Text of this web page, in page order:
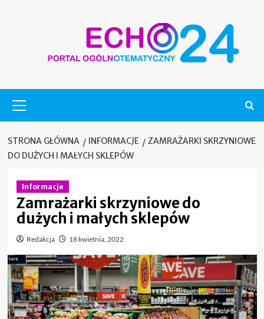
główne
STRONA GŁÓWNA INFORMACJE
ZAMRAŻARKI SKRZYNIOWE
DO DUŻYCH I MAŁYCH SKLEPÓW
Informacje
Zamrażarki skrzyniowe do
dużych i małych sklepów
Redakcja 18 kwietnia, 2022